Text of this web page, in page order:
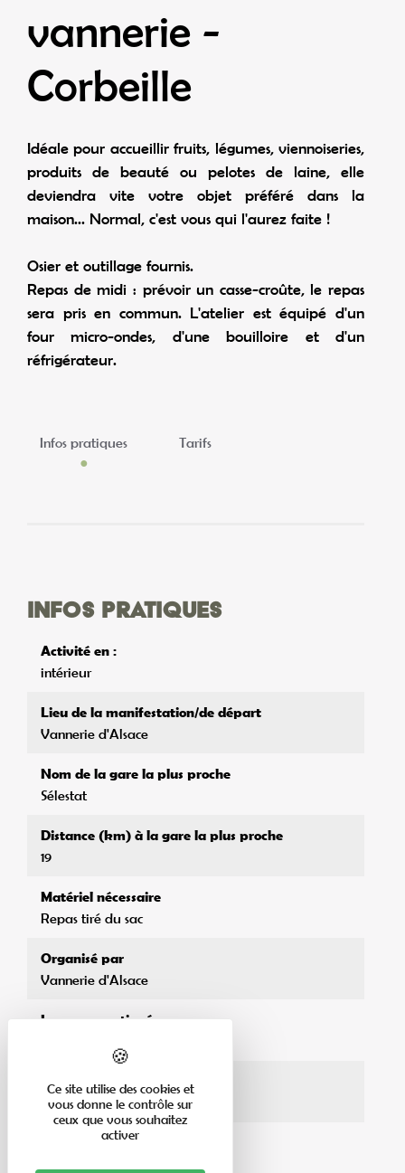
vannerie -
Corbeille
Idéale pour accueillir fruits, légumes, viennoiseries,
produits de beauté ou pelotes de laine, elle
deviendra vite votre objet préféré dans la
maison... Normal, c'est vous qui l'aurez faite !
Osier et outillage fournis.
Repas de midi : prévoir un casse-croûte, le repas
sera pris en commun. L'atelier est équipé d'un
four micro-ondes, d'une bouilloire et d'un
réfrigérateur.
Infos pratiques Tarifs
Infos pratiques
Activité en :
intérieur
Lieu de la manifestation/de départ
Vannerie d'Alsace
Nom de la gare la plus proche
Sélestat
Distance (km) à la gare la plus proche
19
Matériel nécessaire
Repas tiré du sac
Organisé par
Vannerie d'Alsace
Langues pratiquées
Horaires d'accueil
08h45-17h
Ce site utilise des cookies et
vous donne le contrôle sur
ceux que vous souhaitez
activer